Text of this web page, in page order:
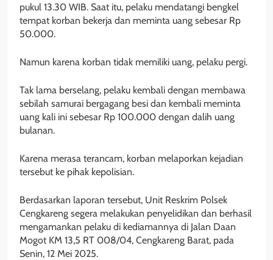
pukul 13.30 WIB. Saat itu, pelaku mendatangi bengkel
tempat korban bekerja dan meminta uang sebesar Rp
50.000.
Namun karena korban tidak memiliki uang, pelaku pergi.
Tak lama berselang, pelaku kembali dengan membawa
sebilah samurai bergagang besi dan kembali meminta
uang kali ini sebesar Rp 100.000 dengan dalih uang
bulanan.
Karena merasa terancam, korban melaporkan kejadian
tersebut ke pihak kepolisian.
Berdasarkan laporan tersebut, Unit Reskrim Polsek
Cengkareng segera melakukan penyelidikan dan berhasil
mengamankan pelaku di kediamannya di Jalan Daan
Mogot KM 13,5 RT 008/04, Cengkareng Barat, pada
Senin, 12 Mei 2025.